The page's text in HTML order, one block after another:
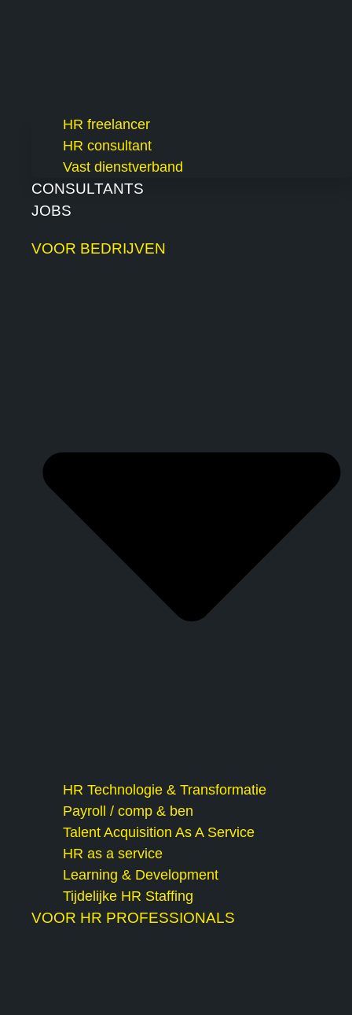
HR freelancer
HR consultant
Vast dienstverband
CONSULTANTS
JOBS
VOOR BEDRIJVEN
HR Technologie & Transformatie
Payroll / comp & ben
Talent Acquisition As A Service
HR as a service
Learning & Development
Tijdelijke HR Staffing
VOOR HR PROFESSIONALS